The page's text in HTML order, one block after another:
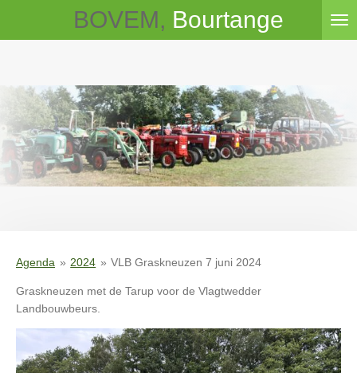
hoofdinhoud
BOVEM, Bourtange
Agenda » 2024 » VLB Graskneuzen 7 juni 2024
Graskneuzen met de Tarup voor de Vlagtwedder
Landbouwbeurs.